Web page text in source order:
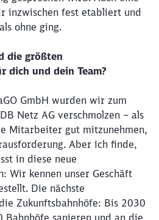
inzwischen fest etabliert und
ohne ging.
die größten
dich und dein Team?
GmbH wurden wir zum
Netz AG verschmolzen – als
Mitarbeiter gut mitzunehmen,
Aber ich finde,
in diese neue
Wir kennen unser Geschäft
Die nächste
Zukunftsbahnhöfe: Bis 2030
sanieren und an die
zuweitergeleitet
Weiter